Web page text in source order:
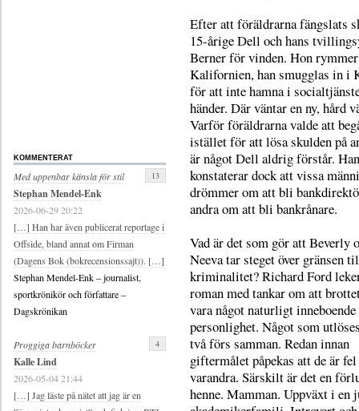
Efter att föräldrarna fängslats
15-årige Dell och hans
Berner för vinden. Hon
Kalifornien, han smugglas in i
för att inte hamna i
händer. Där väntar en ny, hård
Varför föräldrarna valde att
istället för att lösa skulden på
är något Dell aldrig förstår. Han
konstaterar dock att vissa
drömmer om att bli
andra om att bli bankrånare.
Vad är det som gör att Beverly
Neeva tar steget över gränsen
kriminalitet? Richard Ford
roman med tankar om att
vara något naturligt
personlighet. Något som
två förs samman. Redan innan
giftermålet påpekas att de är
varandra. Särskilt är det en
henne. Mamman. Uppväxt i en
KOMMENTERAT
Med uppenbar känsla för stil
Stephan Mendel-Enk
2026-06-29 20:22
[…] Han har även publicerat reportage i
Offside, bland annat om Firman
(Dagens Bok (bokrecensionssajt)). […]
Stephan Mendel-Enk – journalist,
sportkrönikör och författare –
Dagskrönikan
13
Proggiga barnböcker
Kalle Lind
2026-05-04 21:44
[…] Jag läste på nätet att jag är en
4